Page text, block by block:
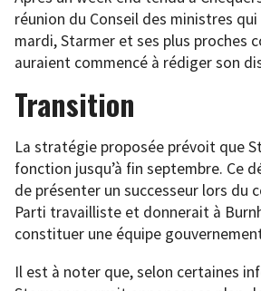
réunion du Conseil des ministres qui
mardi, Starmer et ses plus proches
auraient commencé à rédiger son
Transition
La stratégie proposée prévoit que
fonction jusqu’à fin septembre. Ce
de présenter un successeur lors du
Parti travailliste et donnerait à
constituer une équipe
Il est à noter que, selon certaines